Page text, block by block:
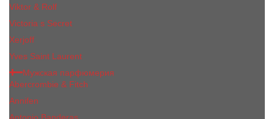
Viktor & Rolf
Victoria s Secret
Xerjoff
Yves Saint Laurent
Мужская парфюмерия
Abercrombie & Fitch
Annifen